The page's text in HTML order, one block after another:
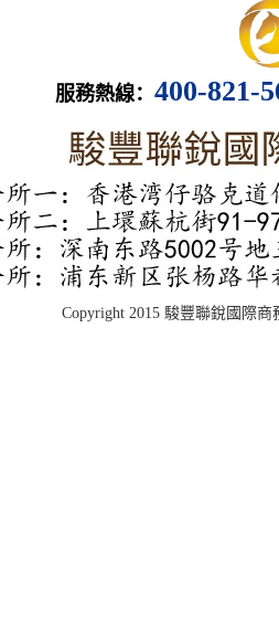
服務熱線： 400-
Copyright 2015 駿豐聯銳國際